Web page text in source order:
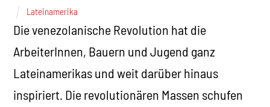
Lateinamerika
Die venezolanische Revolution hat die
ArbeiterInnen, Bauern und Jugend ganz
Lateinamerikas und weit darüber hinaus
inspiriert. Die revolutionären Massen schufen